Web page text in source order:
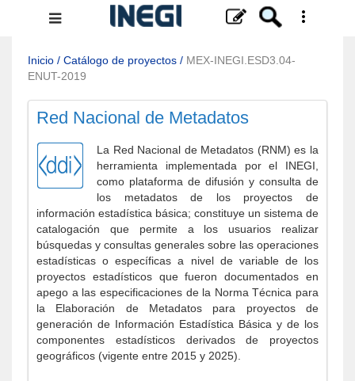
Menú
navegación
Inicio / Catálogo de proyectos / MEX-INEGI.ESD3.04-
ENUT-2019
Red Nacional de Metadatos
La Red Nacional de Metadatos (RNM) es la
herramienta implementada por el INEGI,
como plataforma de difusión y consulta de
los metadatos de los proyectos de
información estadística básica; constituye un sistema de
catalogación que permite a los usuarios realizar
búsquedas y consultas generales sobre las operaciones
estadísticas o específicas a nivel de variable de los
proyectos estadísticos que fueron documentados en
apego a las especificaciones de la Norma Técnica para
la Elaboración de Metadatos para proyectos de
generación de Información Estadística Básica y de los
componentes estadísticos derivados de proyectos
geográficos (vigente entre 2015 y 2025).